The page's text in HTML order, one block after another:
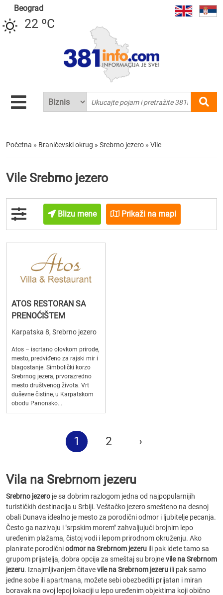
Beograd
22 ºC
Početna » Braničevski okrug » Srebrno jezero » Vile
Vile Srebrno jezero
Blizu mene Prikaži na mapi
ATOS RESTORAN SA
PRENOĆIŠTEM
Karpatska 8, Srebrno jezero
Atos – iscrtano olovkom prirode,
mesto, predviđeno za rajski mir i
blagostanje. Simbolički korzo
Srebrnog jezera, prvorazredno
mesto društvenog života. Vrt
duševne čistine, u Karpatskom
obodu Panonsko...
1 2 ›
Vila na Srebrnom jezeru
Srebrno jezero je sa dobrim razlogom jedna od najpopularnijih
turističkih destinacija u Srbiji. Veštačko jezero smešteno na desnoj
obali Dunava idealno je mesto za porodični odmor i ljubitelje pecanja.
Često ga nazivaju i "srpskim morem" zahvaljujući brojnim lepo
uređenim plažama, čistoj vodi i lepom prirodnom okruženju. Ako
planirate porodičniodmor na Srebrnom jezeru ili pak idete tamo sa
grupom prijatelja, dobra opcija za smeštaj su brojnevile na Srebrnom
jezeru. Iznajmljivanjem čitavevile na Srebrnom jezeru ili pak samo
jedne sobe ili apartmana, možete sebi obezbediti prijatan i miran
boravak na ovoj lepoj lokaciji u lepo uređenim objektima koji obično